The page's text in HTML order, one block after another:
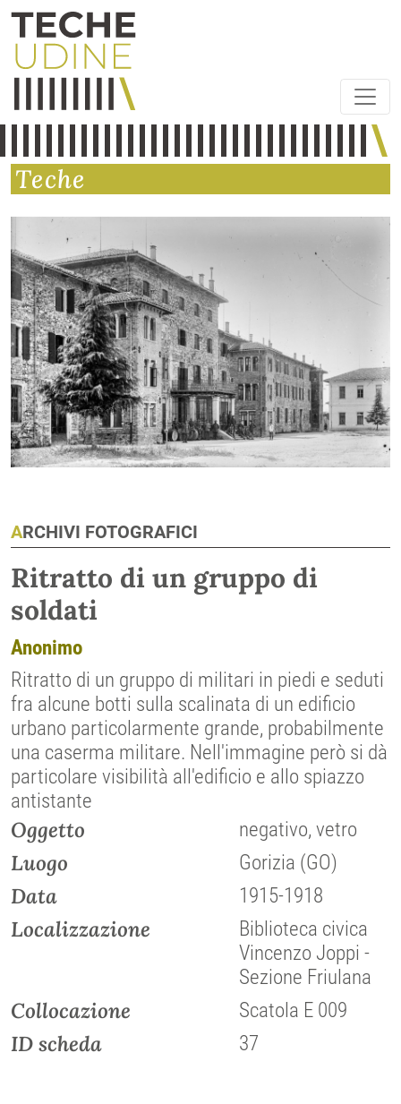
Teche
ARCHIVI FOTOGRAFICI
Ritratto di un gruppo di
soldati
Anonimo
Ritratto di un gruppo di militari in piedi e seduti
fra alcune botti sulla scalinata di un edificio
urbano particolarmente grande, probabilmente
una caserma militare. Nell'immagine però si dà
particolare visibilità all'edificio e allo spiazzo
antistante
Oggetto negativo, vetro
Luogo Gorizia (GO)
Data 1915-1918
Localizzazione
Biblioteca civica
Vincenzo Joppi -
Sezione Friulana
Collocazione Scatola E 009
ID scheda 37